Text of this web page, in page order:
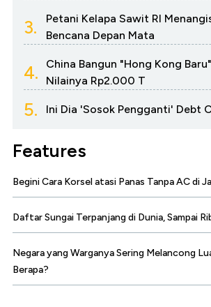
3.
Petani Kelapa Sawit RI
Bencana Depan Mata
4.
China Bangun "Hong Kong
Nilainya Rp2.000 T
5. Ini Dia 'Sosok Pengganti' Debt
Features
Begini Cara Korsel atasi Panas Tanpa AC di
Daftar Sungai Terpanjang di Dunia, Sampai
Negara yang Warganya Sering Melancong
Berapa?